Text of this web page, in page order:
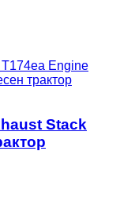
T174ea Engine
трактор
Stack